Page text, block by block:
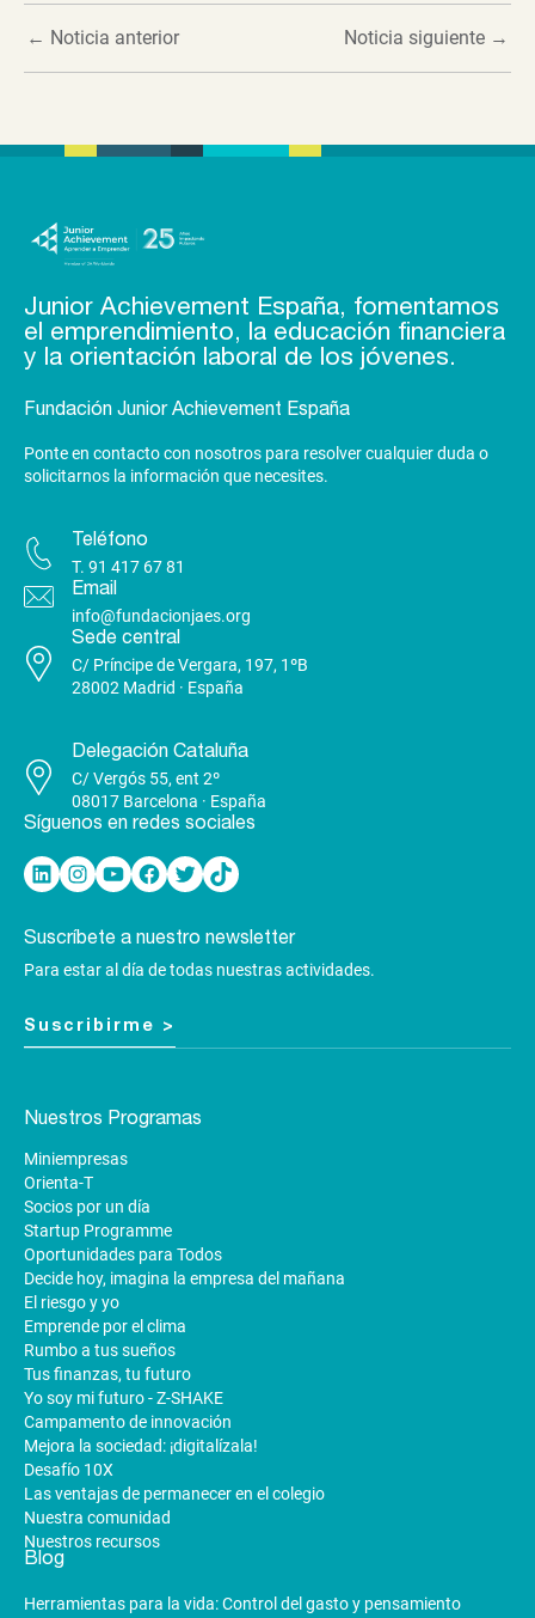
← Noticia anterior Noticia siguiente →
Junior Achievement España, fomentamos
el emprendimiento, la educación financiera
y la orientación laboral de los jóvenes.
Fundación Junior Achievement España
Ponte en contacto con nosotros para resolver cualquier duda o
solicitarnos la información que necesites.
Teléfono
T. 91 417 67 81
Email
info@fundacionjaes.org
Sede central
C/ Príncipe de Vergara, 197, 1ºB
28002 Madrid · España
Delegación Cataluña
C/ Vergós 55, ent 2º
08017 Barcelona · España
Síguenos en redes sociales
Linkedin Instagram YouTube Facebook Twitter TikTok
Suscríbete a nuestro newsletter
Para estar al día de todas nuestras actividades.
Suscribirme >
Nuestros Programas
Miniempresas
Orienta-T
Socios por un día
Startup Programme
Oportunidades para Todos
Decide hoy, imagina la empresa del mañana
El riesgo y yo
Emprende por el clima
Rumbo a tus sueños
Tus finanzas, tu futuro
Yo soy mi futuro - Z-SHAKE
Campamento de innovación
Mejora la sociedad: ¡digitalízala!
Desafío 10X
Las ventajas de permanecer en el colegio
Nuestra comunidad
Nuestros recursos
Blog
Herramientas para la vida: Control del gasto y pensamiento